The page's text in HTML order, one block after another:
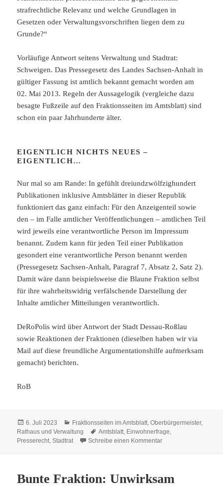
strafrechtliche Relevanz und welche Grundlagen in
Gesetzen oder Verwaltungsvorschriften liegen dem zu
Grunde?“
Vorläufige Antwort seitens Verwaltung und Stadtrat:
Schweigen. Das Pressegesetz des Landes Sachsen-Anhalt in
gültiger Fassung ist amtlich bekannt gemacht worden am
02. Mai 2013. Regeln der Aussagelogik (vergleiche dazu
besagte Fußzeile auf den Fraktionsseiten im Amtsblatt) sind
schon ein paar Jahrhunderte älter.
EIGENTLICH NICHTS NEUES –
EIGENTLICH…
Nur mal so am Rande: In gefühlt dreiundzwölfzighundert
Publikationen inklusive Amtsblätter in dieser Republik
funktioniert das ganz einfach: Für den Anzeigenteil sowie
den – im Falle amtlicher Veröffentlichungen – amtlichen Teil
wird jeweils eine verantwortliche Person im Impressum
benannt. Zudem kann für jeden Teil einer Publikation
gesondert eine verantwortliche Person benannt werden
(Pressegesetz Sachsen-Anhalt, Paragraf 7, Absatz 2, Satz 2).
Damit wäre dann beispielsweise die Blaune Fraktion selbst
für ihre wahrheitswidrig verfälschende Darstellung der
Inhalte amtlicher Mitteilungen verantwortlich.
DeRoPolis wird über Antwort der Stadt Dessau-Roßlau
sowie Reaktionen der Fraktionen (dieselben haben wir via
Mail auf diese freundliche Argumentationshilfe aufmerksam
gemacht) berichten.
RoB
Veröffentlicht
am
6. Juli 2023 Kategorien
Fraktionsseiten im Amtsblatt,Oberbürgermeister,
Rathaus und Verwaltung
Schlagwörter
Amtsblatt, Einwohnerfrage,
Presserecht,Stadtrat Schreibe einen Kommentarzu Alles, was Amt ist:
Bunte Fraktion: Unwirksam